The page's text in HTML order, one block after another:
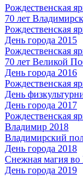
Рождественская
70 лет
Рождественская
День города 2015
Рождественская
70 лет Великой
День города 2016
Рождественская
День
День города 2017
Рождественская
Владимир 2018
Владимирский
День города 2018
Снежная магия во
День города 2019